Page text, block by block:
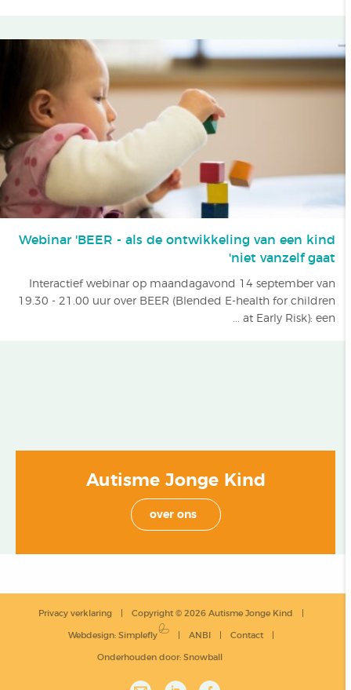
Webinar 'BEER - als de ontwikkeling van een kind
niet vanzelf gaat'
Interactief webinar op maandagavond 14 september van
19.30 - 21.00 uur over BEER (Blended E-health for children
at Early Risk): een ...
Autisme Jonge Kind
over ons
Copyright © 2026 Autisme Jonge Kind
Privacy verklaring
Contact
ANBI
Webdesign:Simplefly
Onderhouden door:Snowball